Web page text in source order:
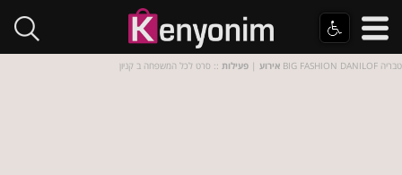
אירוע | פעילות :: סרט לכל המשפחה ב קניון BIG FASHION DANILOF טבריה